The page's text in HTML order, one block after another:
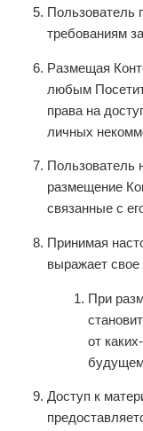
Пользователь
требованиям
Размещая
любым
права на
личных
Пользователь
размещение
связанные с
Принимая
выражает свое
При
от
Доступ к